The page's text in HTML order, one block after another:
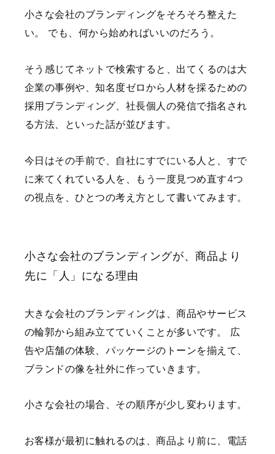
小さな会社のブランディングをそろそろ整えた
い。
でも、何から始めればいいのだろう。
そう感じてネットで検索すると、出てくるのは大
企業の事例や、知名度ゼロから人材を採るための
採用ブランディング、社長個人の発信で指名され
る方法、といった話が並びます。
今日はその手前で、自社にすでにいる人と、すで
に来てくれている人を、もう一度見つめ直す4つ
の視点を、ひとつの考え方として書いてみます。
小さな会社のブランディングが、商品より
先に「人」になる理由
大きな会社のブランディングは、商品やサービス
の輪郭から組み立てていくことが多いです。
広
告や店舗の体験、パッケージのトーンを揃えて、
ブランドの像を社外に作っていきます。
小さな会社の場合、その順序が少し変わります。
お客様が最初に触れるのは、商品より前に、電話